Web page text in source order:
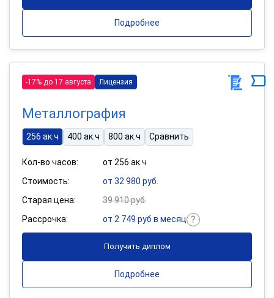
Подробнее
-17% до 17 августа Лицензия
Металлография
256 ак.ч 400 ак.ч 800 ак.ч Сравнить
Кол-во часов:
от 256 ак.ч
Стоимость:
от 32 980 руб.
Старая цена:
39 910 руб.
Рассрочка:
от 2 749 руб в месяц
Получить диплом
Подробнее